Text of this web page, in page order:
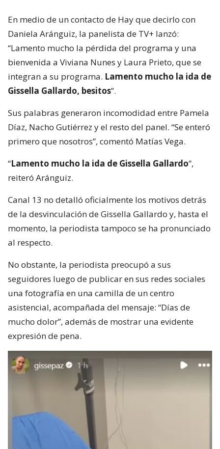
En medio de un contacto de Hay que decirlo con
Daniela Aránguiz, la panelista de TV+ lanzó:
“Lamento mucho la pérdida del programa y una
bienvenida a Viviana Nunes y Laura Prieto, que se
integran a su programa. Lamento mucho la ida de
Gissella Gallardo, besitos”.
Sus palabras generaron incomodidad entre Pamela
Díaz, Nacho Gutiérrez y el resto del panel. “Se enteró
primero que nosotros”, comentó Matías Vega.
“Lamento mucho la ida de Gissella Gallardo”,
reiteró Aránguiz.
Canal 13 no detalló oficialmente los motivos detrás
de la desvinculación de Gissella Gallardo y, hasta el
momento, la periodista tampoco se ha pronunciado
al respecto.
No obstante, la periodista preocupó a sus
seguidores luego de publicar en sus redes sociales
una fotografía en una camilla de un centro
asistencial, acompañada del mensaje: “Días de
mucho dolor”, además de mostrar una evidente
expresión de pena.